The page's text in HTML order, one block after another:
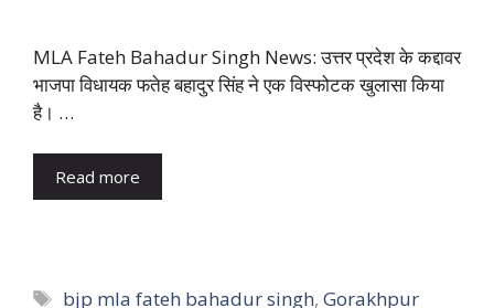
MLA Fateh Bahadur Singh News: उत्तर प्रदेश के कद्दावर
भाजपा विधायक फतेह बहादुर सिंह ने एक विस्फोटक खुलासा किया
है। …
Read more
Tags
bjp mla fateh bahadur singh,Gorakhpur